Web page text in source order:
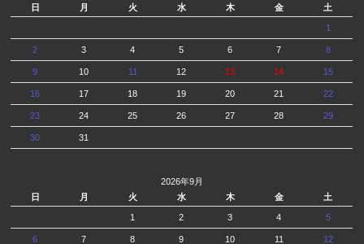
日
月 火 水 木 金 土
1
2 3 4 5 6 7 8
9 10 11 12 13 14 15
16 17 18 19 20 21 22
23 24 25 26 27 28 29
30 31
2026年9月
日
月 火 水 木 金 土
1 2 3 4 5
6 7 8 9 10 11 12